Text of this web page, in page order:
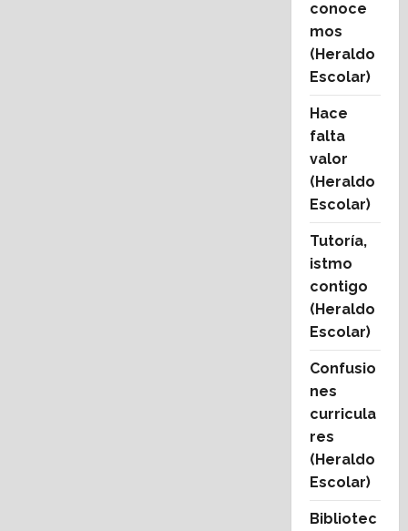
conoce
mos
(Heraldo
Escolar)
Hace
falta
valor
(Heraldo
Escolar)
Tutoría,
istmo
contigo
(Heraldo
Escolar)
Confusio
nes
curricula
res
(Heraldo
Escolar)
Bibliotec